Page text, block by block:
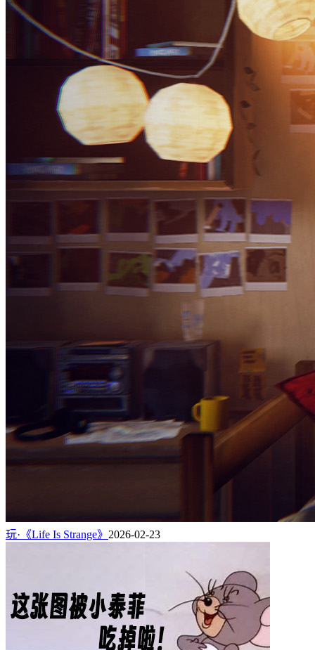
玩·《Life Is Strange》 2026-02-23